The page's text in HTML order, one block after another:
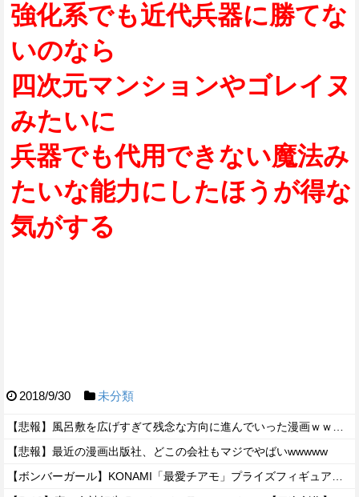
強化系でも近代兵器に勝てな
いのなら
四次元マンションやゴレイヌ
みたいに
兵器でも代用できない魔法み
たいな能力にしたほうが得な
気がする
2018/9/30 未分類
【悲報】最近の漫画出版社、どこの会社もマジでやばいwwwww